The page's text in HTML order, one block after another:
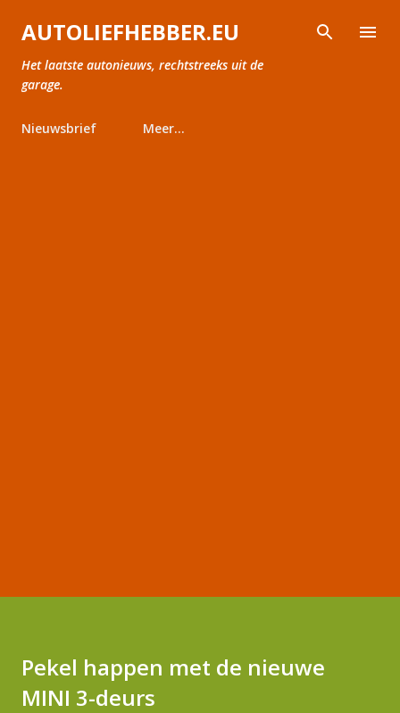
Doorgaan naar hoofdcontent
AUTOLIEFHEBBER.EU
Het laatste autonieuws, rechtstreeks uit de
garage.
Nieuwsbrief Meer…
Pekel happen met de nieuwe
MINI 3-deurs